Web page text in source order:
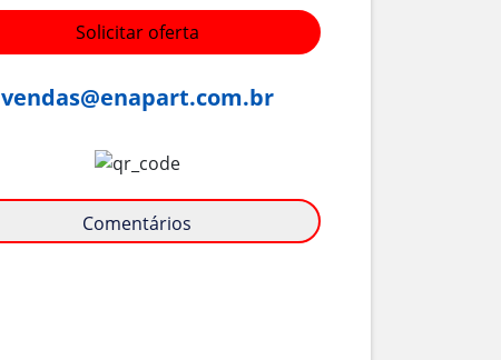
Solicitar oferta
vendas@enapart.com.br
Comentários